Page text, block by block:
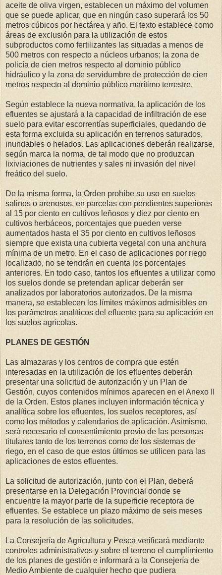
aceite de oliva virgen, establecen un máximo del volumen
que se puede aplicar, que en ningún caso superará los 50
metros cúbicos por hectárea y año. El texto establece como
áreas de exclusión para la utilización de estos
subproductos como fertilizantes las situadas a menos de
500 metros con respecto a núcleos urbanos; la zona de
policía de cien metros respecto al dominio público
hidráulico y la zona de servidumbre de protección de cien
metros respecto al dominio público marítimo terrestre.
Según establece la nueva normativa, la aplicación de los
efluentes se ajustará a la capacidad de infiltración de ese
suelo para evitar escorrentías superficiales, quedando de
esta forma excluida su aplicación en terrenos saturados,
inundables o helados. Las aplicaciones deberán realizarse,
según marca la norma, de tal modo que no produzcan
lixiviaciones de nutrientes y sales ni invasión del nivel
freático del suelo.
De la misma forma, la Orden prohíbe su uso en suelos
salinos o arenosos, en parcelas con pendientes superiores
al 15 por ciento en cultivos leñosos y diez por ciento en
cultivos herbáceos, porcentajes que pueden verse
aumentados hasta el 35 por ciento en cultivos leñosos
siempre que exista una cubierta vegetal con una anchura
mínima de un metro. En el caso de aplicaciones por riego
localizado, no se tendrán en cuenta los porcentajes
anteriores. En todo caso, tantos los efluentes a utilizar como
los suelos donde se pretendan aplicar deberán ser
analizados por laboratorios autorizados. De la misma
manera, se establecen los límites máximos admisibles en
los parámetros analíticos del efluente para su aplicación en
los suelos agrícolas.
PLANES DE GESTIÓN
Las almazaras y los centros de compra que estén
interesadas en la utilización de los efluentes deberán
presentar una solicitud de autorización y un Plan de
Gestión, cuyos contenidos mínimos aparecen en el Anexo II
de la Orden. Estos planes incluyen información técnica y
analítica sobre los efluentes, los suelos receptores, así
como los métodos y calendarios de aplicación. Asimismo,
será necesario el consentimiento previo de las personas
titulares tanto de los terrenos como de los sistemas de
riego, en el caso de que estos últimos se utilicen para las
aplicaciones de estos efluentes.
La solicitud de autorización, junto con el Plan, deberá
presentarse en la Delegación Provincial donde se
encuentre la mayor parte de la superficie receptora de
efluentes. Se establece un plazo máximo de seis meses
para la resolución de las solicitudes.
La Consejería de Agricultura y Pesca verificará mediante
controles administrativos y sobre el terreno el cumplimiento
de los planes de gestión e informará a la Consejería de
Medio Ambiente de cualquier hecho que pudiera